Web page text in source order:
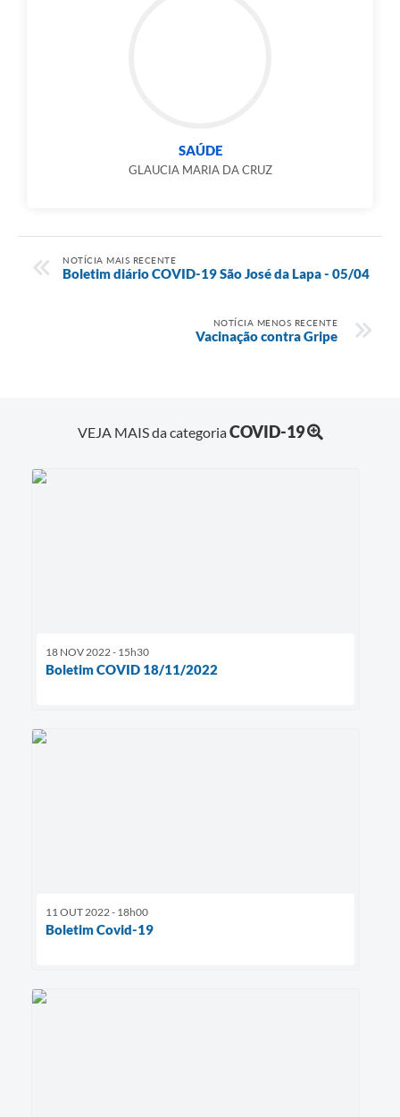
SAÚDE
GLAUCIA MARIA DA CRUZ
NOTÍCIA MAIS RECENTE
Boletim diário COVID-19 São José da Lapa - 05/04
NOTÍCIA MENOS RECENTE
Vacinação contra Gripe
VEJA MAIS da categoriaCOVID-19
18 NOV 2022 - 15h30
Boletim COVID 18/11/2022
11 OUT 2022 - 18h00
Boletim Covid-19